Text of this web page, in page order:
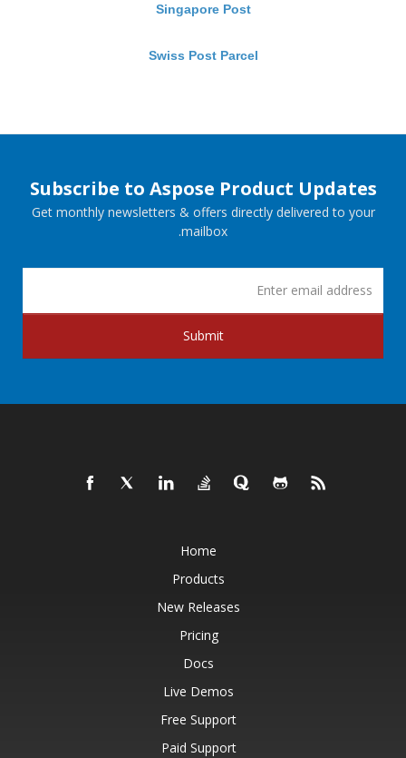
Singapore Post
Swiss Post Parcel
Subscribe to Aspose Product Updates
Get monthly newsletters & offers directly delivered to your
mailbox.
Submit
Home
Products
New Releases
Pricing
Docs
Live Demos
Free Support
Paid Support